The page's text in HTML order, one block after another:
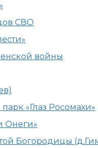
СВО
войны
«Глаз Росомахи»
Онеги»
Богородицы